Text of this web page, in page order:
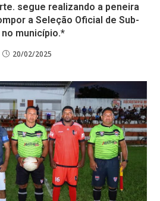
segue realizando a peneira
a Seleção Oficial de Sub-
no município.*
20/02/2025